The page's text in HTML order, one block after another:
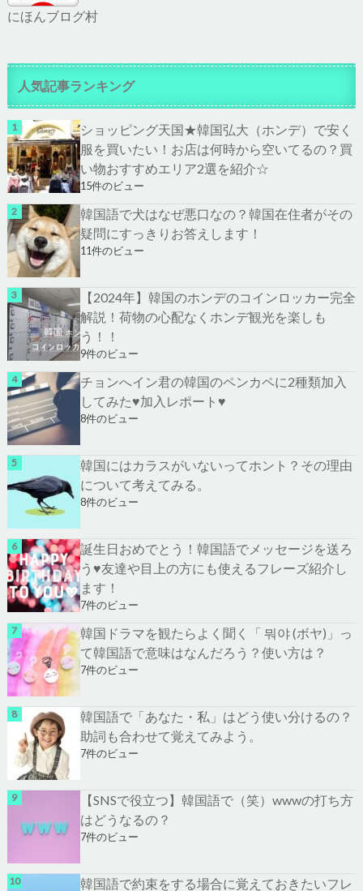
にほんブログ村
人気記事ランキング
ショッピング天国★韓国弘大（ホンデ）で安く
服を買いたい！お店は何時から空いてるの？買
い物おすすめエリア2選を紹介☆
15件のビュー
韓国語で犬はなぜ悪口なの？韓国在住者がその
疑問にすっきりお答えします！
11件のビュー
【2024年】韓国のホンデのコインロッカー完全
解説！荷物の心配なくホンデ観光を楽しも
う！！
9件のビュー
チョンへイン君の韓国のペンカペに2種類加入
してみた♥加入レポート♥
8件のビュー
韓国にはカラスがいないってホント？その理由
について考えてみる。
8件のビュー
誕生日おめでとう！韓国語でメッセージを送ろ
う♥友達や目上の方にも使えるフレーズ紹介し
ます！
7件のビュー
韓国ドラマを観たらよく聞く「 뭐야 (ボヤ)」っ
て韓国語で意味はなんだろう？使い方は？
7件のビュー
韓国語で「あなた・私」はどう使い分けるの？
助詞も合わせて覚えてみよう。
7件のビュー
【SNSで役立つ】韓国語で（笑）wwwの打ち方
はどうなるの？
7件のビュー
韓国語で約束をする場合に覚えておきたいフレ